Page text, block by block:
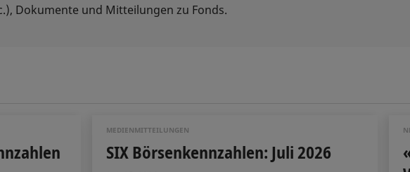
Dokumente und Mitteilungen zu Fonds.
MEDIENMITTEILUNGEN
SIX Börsenkennzahlen: Juli 2026